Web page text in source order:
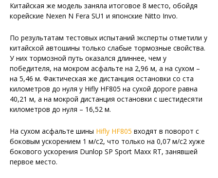
Китайская же модель заняла итоговое 8 место, обойдя
корейские Nexen N Fera SU1 и японские Nitto Invo.
По результатам тестовых испытаний эксперты отметили у
китайской автошины только слабые тормозные свойства.
У них тормозной путь оказался длиннее, чем у
победителя, на мокром асфальте на 2,96 м, а на сухом –
на 5,46 м. Фактическая же дистанция остановки со ста
километров до нуля у Hifly HF805 на сухой дороге равна
40,21 м, а на мокрой дистанция остановки с шестидесяти
километров до нуля – 16,52 м.
На сухом асфальте шины Hifly HF805 входят в поворот с
боковым ускорением 1 м/с2, что только на 0,07 м/с2 хуже
бокового ускорения Dunlop SP Sport Maxx RT, занявшей
первое место.